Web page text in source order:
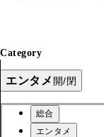
Category
エンタメ開/閉
総合
エンタメ